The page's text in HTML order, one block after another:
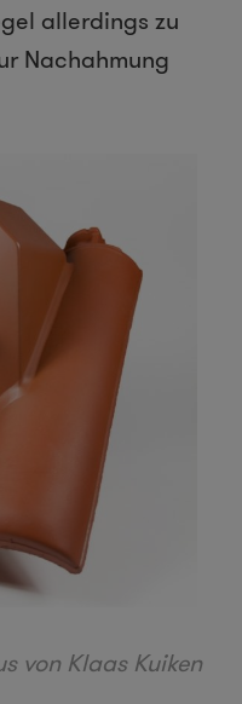
allerdings zu
Nachahmung
von Klaas Kuiken